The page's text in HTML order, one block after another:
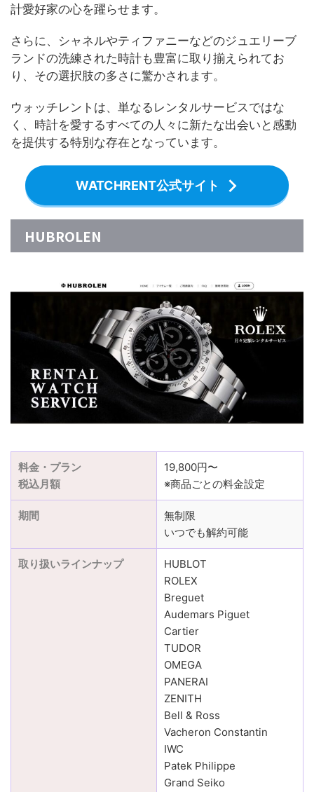
計愛好家の心を躍らせます。
さらに、シャネルやティファニーなどのジュエリーブ
ランドの洗練された時計も豊富に取り揃えられてお
り、その選択肢の多さに驚かされます。
ウォッチレントは、単なるレンタルサービスではな
く、時計を愛するすべての人々に新たな出会いと感動
を提供する特別な存在となっています。
WATCHRENT公式サイト
HUBROLEN
料金・プラン
税込月額
19,800円〜
※商品ごとの料金設定
期間
無制限
いつでも解約可能
取り扱いラインナップ
HUBLOT
ROLEX
Breguet
Audemars Piguet
Cartier
TUDOR
OMEGA
PANERAI
ZENITH
Bell & Ross
Vacheron Constantin
IWC
Patek Philippe
Grand Seiko